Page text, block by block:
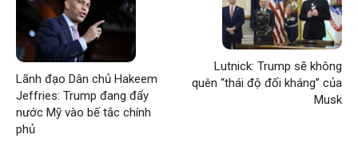
Lãnh đạo Dân chủ Hakeem
Jeffries: Trump đang đẩy
nước Mỹ vào bế tắc chính
phủ
Lutnick: Trump sẽ không
quên “thái độ đối kháng” của
Musk